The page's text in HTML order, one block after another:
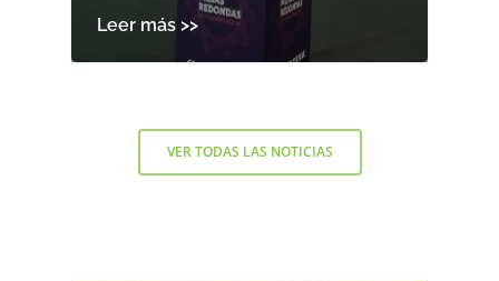
VER TODAS LAS NOTICIAS